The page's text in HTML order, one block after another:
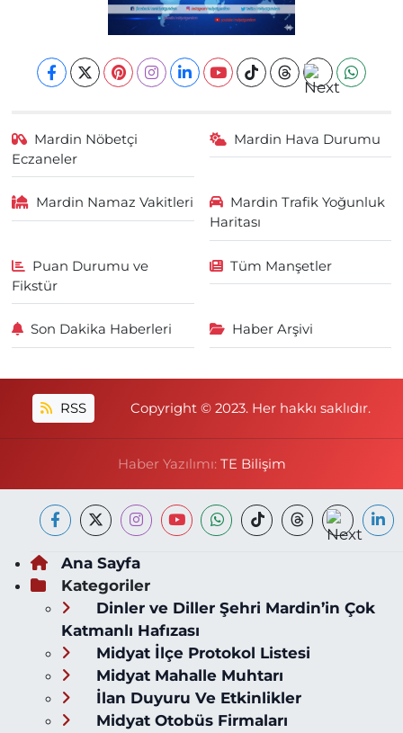
Mardin Nöbetçi
Eczaneler
Mardin Hava Durumu
Mardin Namaz Vakitleri
Mardin Trafik Yoğunluk
Haritası
Puan Durumu ve
Fikstür
Tüm Manşetler
Son Dakika Haberleri Haber Arşivi
RSS Copyright © 2023. Her hakkı saklıdır.
Haber Yazılımı: TE Bilişim
Ana Sayfa
Kategoriler
Dinler ve Diller Şehri Mardin’in Çok
Katmanlı Hafızası
Midyat İlçe Protokol Listesi
Midyat Mahalle Muhtarı
İlan Duyuru Ve Etkinlikler
Midyat Otobüs Firmaları